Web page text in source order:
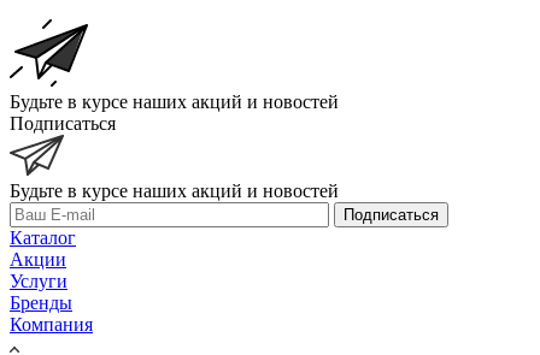
Будьте в курсе наших акций и новостей
Подписаться
Будьте в курсе наших акций и новостей
Подписаться
Каталог
Акции
Услуги
Бренды
Компания